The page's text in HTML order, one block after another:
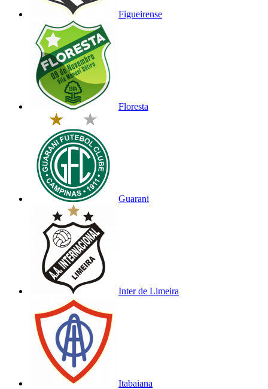
Figueirense
Floresta
Guarani
Inter de Limeira
Itabaiana